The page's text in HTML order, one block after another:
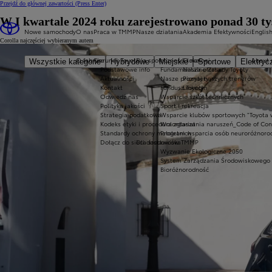
Przejdź do głównej zawartości (Press Enter)
Nowe samochody
Wszystkie kategorie Hybrydowe Miejskie Sportowe
O nas
O fabryce
Podstawowe info
Aktualności
Kontakt
Odwiedź nas
Polityka jakości
Strategia podatkowa
Kodeks etyki i procedura zgłaszania naruszeń_Code of
Standardy ochrony małoletnich
Dołącz do sieci dostawców TMMP
Praca w TMMP
Kierunek Toyota
Nasze działania
Dla społeczności lokalnej
Fundamentalne Zasady Toyoty
Nasze priorytety
Fundusz Toyoty
Wsparcie szkół technicznych
Sport i rekreacja
Wsparcie klubów sportowych "Toyota
Wolontariat
Program wsparcia osób
Dla środowiska
Wyzwanie Ekologiczne 2050
System Zarządzania Środowiskowego
Bioróżnorodność
Akademia Efektywności
O nas
Nasza oferta
Poznaj naszych trenerów
LinkedIn
English
About
W I kwartale 2024 roku zarejestrowano ponad 30
Corolla najczęściej wybieranym autem